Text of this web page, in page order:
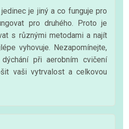
je jiný a co funguje pro
pro druhého. Proto je
s různými metodami a najít
vyhovuje. Nezapomínejte,
při aerobním cvičení
vaši vytrvalost a celkovou